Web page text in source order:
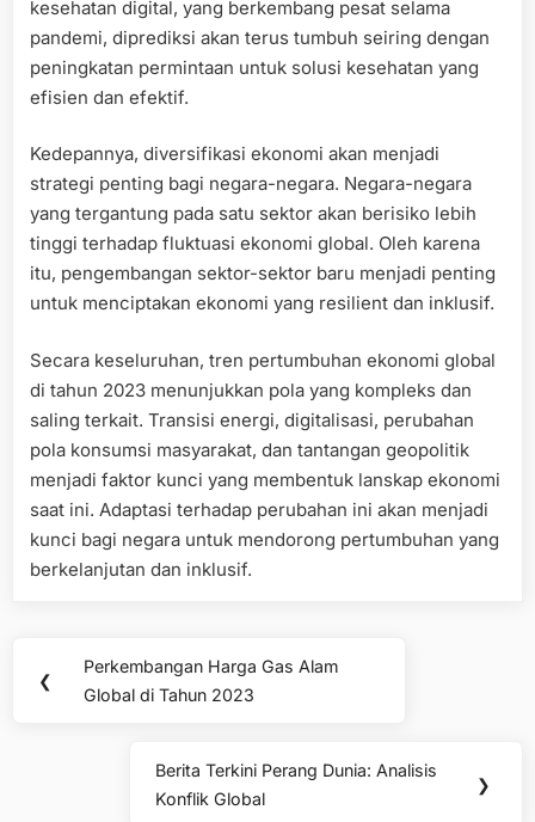
kesehatan digital, yang berkembang pesat selama
pandemi, diprediksi akan terus tumbuh seiring dengan
peningkatan permintaan untuk solusi kesehatan yang
efisien dan efektif.
Kedepannya, diversifikasi ekonomi akan menjadi
strategi penting bagi negara-negara. Negara-negara
yang tergantung pada satu sektor akan berisiko lebih
tinggi terhadap fluktuasi ekonomi global. Oleh karena
itu, pengembangan sektor-sektor baru menjadi penting
untuk menciptakan ekonomi yang resilient dan inklusif.
Secara keseluruhan, tren pertumbuhan ekonomi global
di tahun 2023 menunjukkan pola yang kompleks dan
saling terkait. Transisi energi, digitalisasi, perubahan
pola konsumsi masyarakat, dan tantangan geopolitik
menjadi faktor kunci yang membentuk lanskap ekonomi
saat ini. Adaptasi terhadap perubahan ini akan menjadi
kunci bagi negara untuk mendorong pertumbuhan yang
berkelanjutan dan inklusif.
navigation
❮
Previous
Post:
Perkembangan Harga Gas Alam
Global di Tahun 2023
Next
Post:
Berita Terkini Perang Dunia: Analisis
Konflik Global
❯